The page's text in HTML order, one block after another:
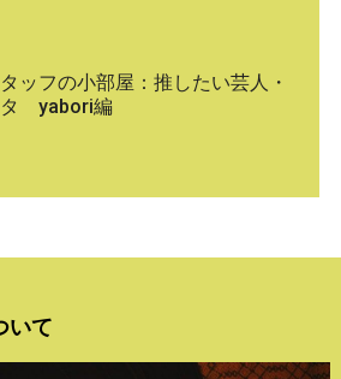
ッフの小部屋：推したい芸人・
yabori編
いて